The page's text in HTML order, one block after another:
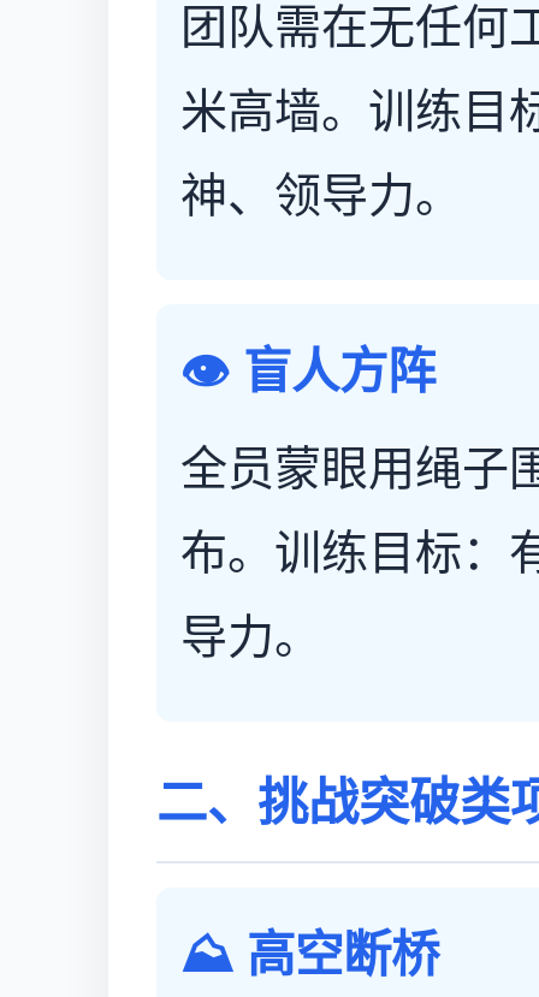
团队需在无任何
米高墙。训练目
神、领导力。
👁️ 盲人方阵
全员蒙眼用绳子
布。训练目标：
导力。
二、挑战突破类
⛰️ 高空断桥